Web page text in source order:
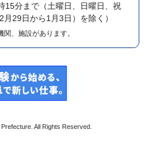
15分まで （土曜日、日曜日、祝
29日から1月3日）を除く）
、施設があります。
All Rights Reserved.